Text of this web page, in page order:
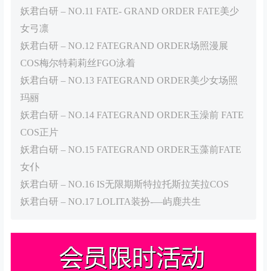
妖君白研 – NO.11 FATE- GRAND ORDER FATE美少
女弓凛
妖君白研 – NO.12 FATEGRAND ORDER场照漫展
COS梅尔特莉莉丝FGO泳着
妖君白研 – NO.13 FATEGRAND ORDER美少女场照
玛丽
妖君白研 – NO.14 FATEGRAND ORDER玉澡前 FATE
COS正片
妖君白研 – NO.15 FATEGRAND ORDER玉藻前FATE
女仆
妖君白研 – NO.16 IS无限期斯特拉托斯拉芙拉COS
妖君白研 – NO.17 LOLITA装扮-—屿鹿共生